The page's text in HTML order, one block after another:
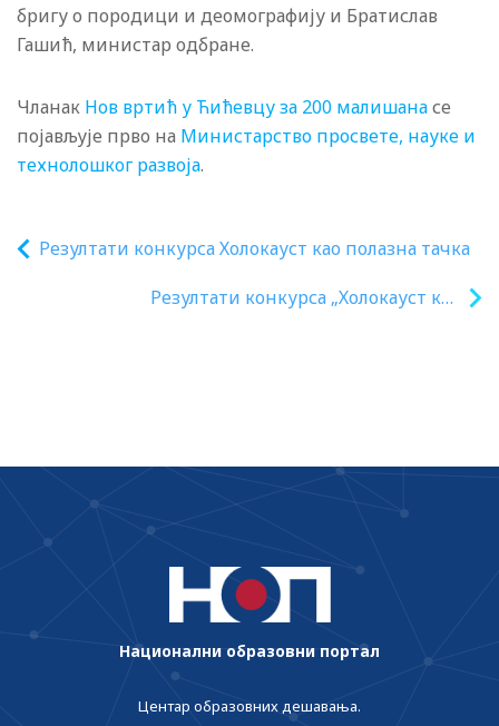
бригу о породици и деомографију и Братислав
Гашић, министар одбране.
Чланак Нов вртић у Ћићевцу за 200 малишанасе
појављује прво на Министарство просвете, науке и
технолошког развоја.
Резултати конкурса Холокауст као полазна тачка
Резултати конкурса „Холокауст као
Национални образовни портал
Центар образовних дешавања.